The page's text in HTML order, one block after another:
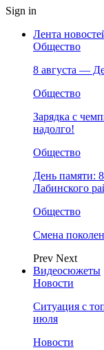
Sign in
Лента
Общество
8 августа —
Общество
Зарядка с
надолго!
Общество
День памяти:
Лабинского
Общество
Смена
Prev Next
Видеосюжеты
Новости
Ситуация с
июля
Новости